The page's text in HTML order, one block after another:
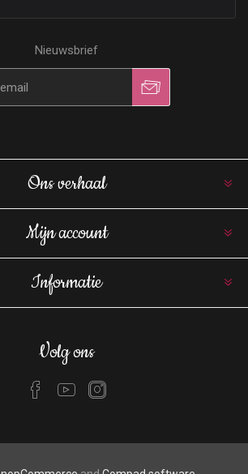
Nieuwsbrief
Ons verhaal
Mijn account
Informatie
Volg ons